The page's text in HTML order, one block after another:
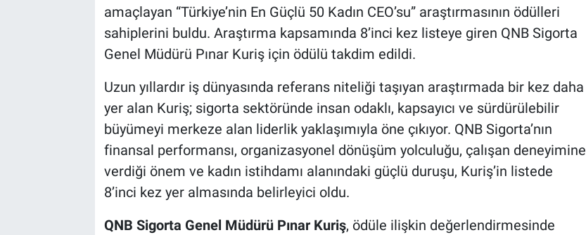
amaçlayan “Türkiye’nin En Güçlü 50 Kadın CEO’su” araştırmasının ödülleri
sahiplerini buldu. Araştırma kapsamında 8’inci kez listeye giren QNB Sigorta
Genel Müdürü Pınar Kuriş için ödülü takdim edildi.
Uzun yıllardır iş dünyasında referans niteliği taşıyan araştırmada bir kez daha
yer alan Kuriş; sigorta sektöründe insan odaklı, kapsayıcı ve sürdürülebilir
büyümeyi merkeze alan liderlik yaklaşımıyla öne çıkıyor. QNB Sigorta’nın
finansal performansı, organizasyonel dönüşüm yolculuğu, çalışan deneyimine
verdiği önem ve kadın istihdamı alanındaki güçlü duruşu, Kuriş’in listede
8’inci kez yer almasında belirleyici oldu.
QNB Sigorta Genel Müdürü Pınar Kuriş, ödüle ilişkin değerlendirmesinde